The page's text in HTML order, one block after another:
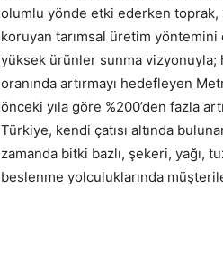
olumlu yönde etki ederken toprak,
koruyan tarımsal üretim
yüksek ürünler sunma vizyonuyla;
oranında artırmayı hedefleyen
önceki yıla göre %200’den fazla
Türkiye, kendi çatısı altında
zamanda bitki bazlı, şekeri, yağı,
beslenme yolculuklarında